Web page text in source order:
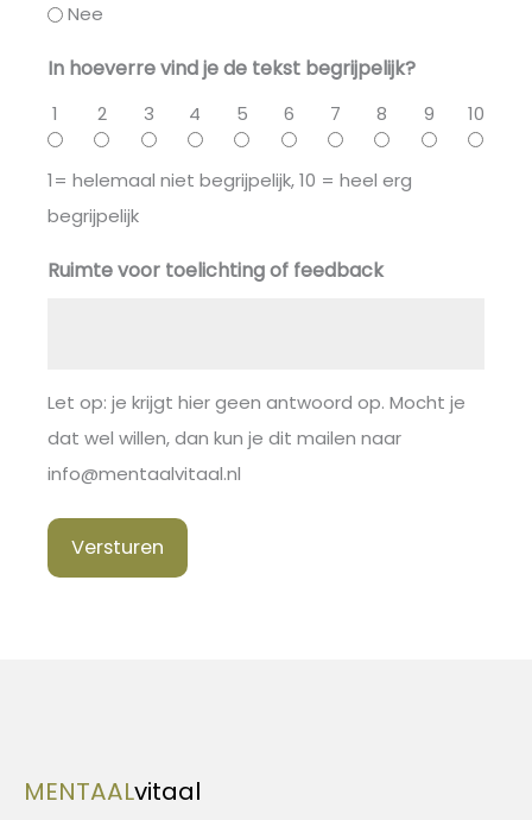
Nee
In hoeverre vind je de tekst begrijpelijk?
1 2 3 4 5 6 7 8 9 10
1= helemaal niet begrijpelijk, 10 = heel erg
begrijpelijk
Ruimte voor toelichting of feedback
Let op: je krijgt hier geen antwoord op. Mocht je
dat wel willen, dan kun je dit mailen naar
info@mentaalvitaal.nl
Versturen
MENTAALvitaal